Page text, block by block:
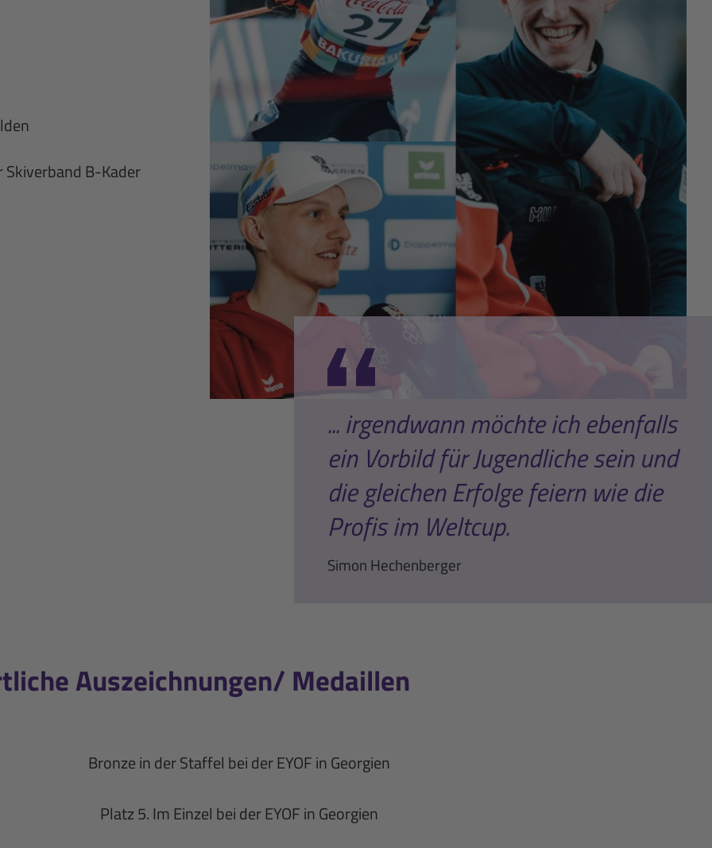
Skiverband B-Kader
... irgendwann möchte ich ebenfalls
ein Vorbild für Jugendliche sein und
die gleichen Erfolge feiern wie die
Profis im Weltcup.
Simon Hechenberger
Auszeichnungen/ Medaillen
Bronze in der Staffel bei der EYOF in Georgien
Platz 5. Im Einzel bei der EYOF in Georgien